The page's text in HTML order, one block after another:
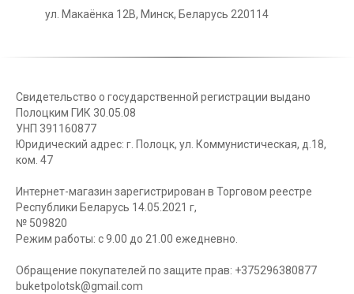
ул. Макаёнка 12В, Минск, Беларусь 220114
Свидетельство о государственной регистрации выдано
Полоцким ГИК 30.05.08
УНП 391160877
Юридический адрес: г. Полоцк, ул. Коммунистическая, д.18,
ком. 47
Интернет-магазин зарегистрирован в Торговом реестре
Республики Беларусь 14.05.2021 г,
№ 509820
Режим работы: с 9.00 до 21.00 ежедневно.
Обращение покупателей по защите прав: +375296380877
buketpolotsk@gmail.com